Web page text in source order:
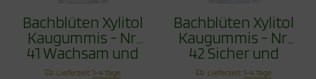
Bachblüten Xylitol
Kaugummis - Nr.
41 Wachsam und
Beständig 60g
Lieferzeit:1-4 Tage
Bachblüten Xylitol
Kaugummis - Nr.
42 Sicher und
Überzeugt 60g
Lieferzeit:1-4 Tage